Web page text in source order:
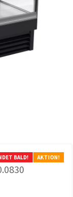
BALD! AKTION!